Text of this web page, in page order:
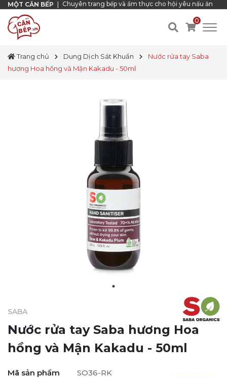
MỘT CĂN BẾP Chuyên trang bếp và ẩm thực cho hội yêu nấu ăn
0
Trang chủ Dung Dịch Sát Khuẩn
Nước rửa tay Saba
hương Hoa hồng và Mận Kakadu - 50ml
SABA
Nước rửa tay Saba hương Hoa
hồng và Mận Kakadu - 50ml
Mã sản phẩm
SO36-RK